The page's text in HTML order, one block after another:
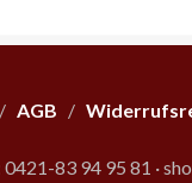
/ AGB /
0421-83 94 95 81 ·